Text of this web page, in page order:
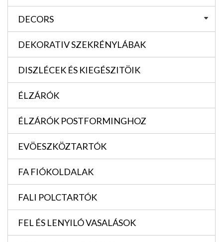
DECORS
DEKORATIV SZEKRÉNYLÁBAK
DISZLÉCEK ÉS KIEGÉSZITÖIK
ÉLZÁRÓK
ÉLZÁRÓK POSTFORMINGHOZ
EVÖESZKÖZTARTÓK
FA FIÓKOLDALAK
FALI POLCTARTÓK
FEL ÉS LENYILÓ VASALÁSOK